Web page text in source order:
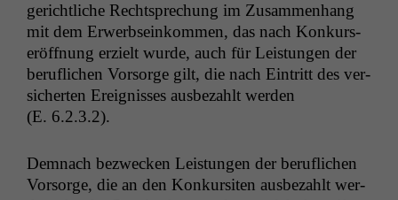
gerichtliche Recht­sprechung im Zusam­men­hang
mit dem Erwerb­seinkom­men, das nach Konkurs­
eröff­nung erzielt wurde, auch für Leis­tun­gen der
beru­flichen Vor­sorge gilt, die nach Ein­tritt des ver­
sicherten Ereigniss­es aus­bezahlt wer­den
(E. 6.2.3.2).
Dem­nach bezweck­en Leis­tun­gen der beru­flichen
Vor­sorge, die an den Konkur­siten aus­bezahlt wer­
Notwendige
Cookies